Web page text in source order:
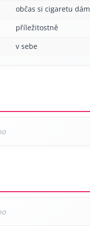
občas si cigaretu dám
příležitostně
v sebe